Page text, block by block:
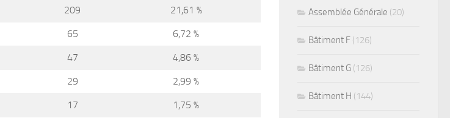
209 21,61 %
65 6,72 %
47 4,86 %
29 2,99 %
17 1,75 %
Assemblée Générale (20)
Bâtiment F (126)
Bâtiment G (126)
Bâtiment H (144)